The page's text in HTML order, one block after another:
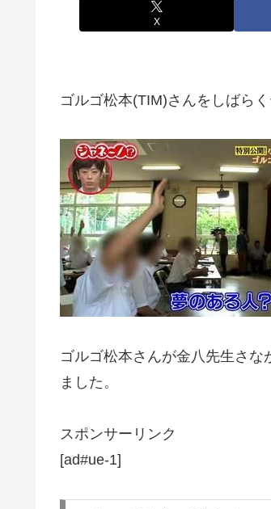
X
ゴルゴ松本(TIM)さんをしばら
ゴルゴ松本さんが金八先生さ
ました。
スポンサーリンク
[ad#ue-1]